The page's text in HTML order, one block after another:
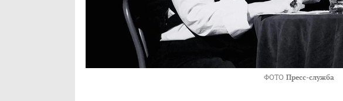
ФОТО Пресс-служба